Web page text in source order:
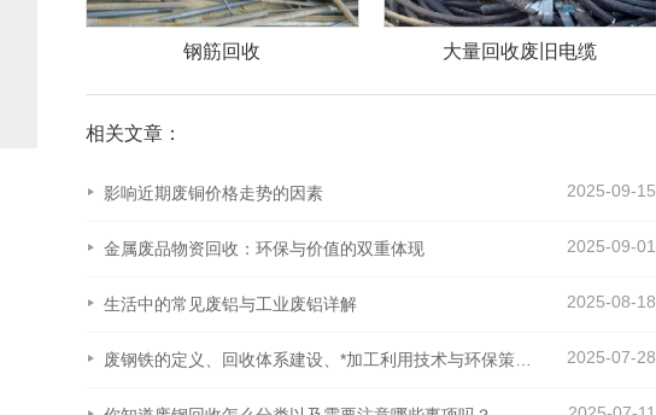
大量回收废旧电缆 废旧钢管回收
相关文章：
2025-09-15
影响近期废铜价格走势的因素
2025-09-01
金属废品物资回收：环保与价值的双重体现
2025-08-18
生活中的常见废铝与工业废铝详解
2025-07-28